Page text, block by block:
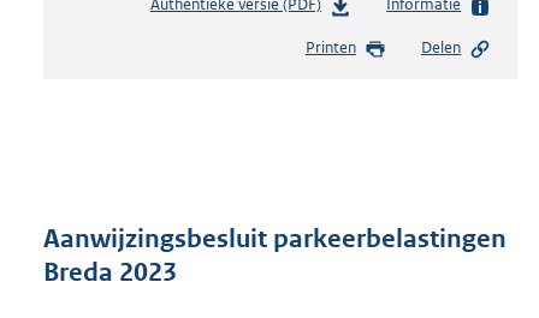
Authentieke versie (PDF)b
s
r
Informatie
Printen Delen
Aanwijzingsbesluit parkeerbelastingen
Breda 2023